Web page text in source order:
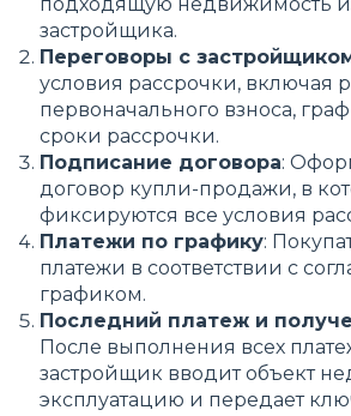
застройщика.
Переговоры с
условия рассрочки, включая
первоначального взноса,
сроки рассрочки.
Подписание договора:
договор купли-продажи, в
фиксируются все условия
Платежи по графику:
платежи в соответствии с
графиком.
Последний платеж и
После выполнения всех
застройщик вводит объект
эксплуатацию и передает